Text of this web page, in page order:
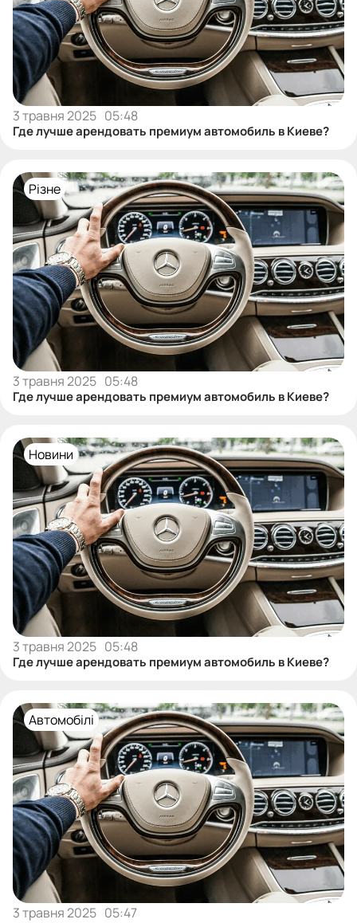
3 травня 2025 05:48
Где лучше арендовать премиум автомобиль в Киеве?
Різне
3 травня 2025 05:48
Где лучше арендовать премиум автомобиль в Киеве?
Новини
3 травня 2025 05:48
Где лучше арендовать премиум автомобиль в Киеве?
Автомобілі
3 травня 2025 05:47